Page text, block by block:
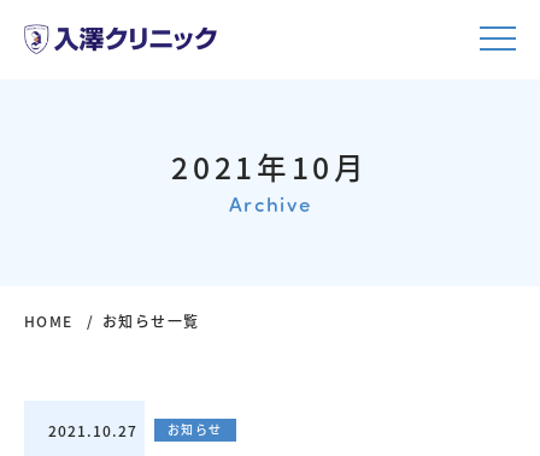
2021年10月
Archive
HOME お知らせ一覧
2021.10.27 お知らせ